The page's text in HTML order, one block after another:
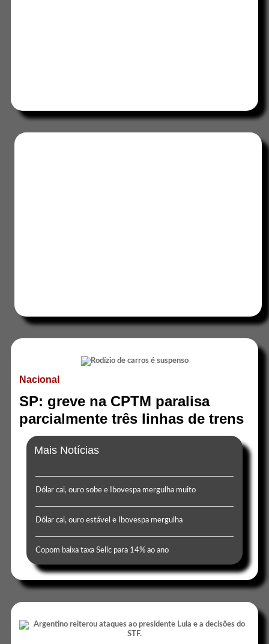
Nacional
SP: greve na CPTM paralisa
parcialmente três linhas de trens
Mais Notícias
Dólar cai, ouro sobe e Ibovespa mergulha muito
Dólar cai, ouro estável e Ibovespa mergulha
Copom baixa taxa Selic para 14% ao ano